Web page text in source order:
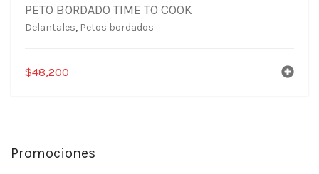
PETO BORDADO TIME TO COOK
Delantales, Petos bordados
$48,200
Promociones